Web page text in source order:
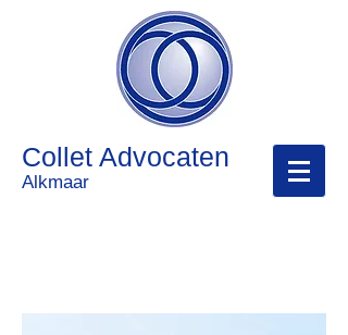
Collet Advocaten
Alkmaar